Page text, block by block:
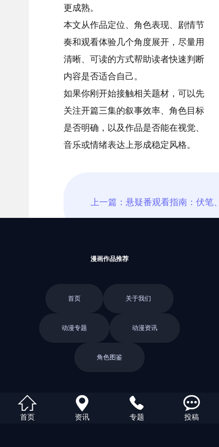
更成熟。
本文从作品定位、角色表现、剧情节
奏和观看体验几个角度展开，尽量用
清晰、可读的方式帮助读者快速判断
内容是否适合自己。
如果你刚开始接触相关题材，可以先
关注开篇三集的叙事效率、角色目标
是否明确，以及作品是否能在视觉、
音乐或情绪表达上形成稳定风格。
返回栏目
漫画作品推荐
首页 关于我们
动漫专题 动漫资讯
角色图鉴

首页

资讯

专题

投稿